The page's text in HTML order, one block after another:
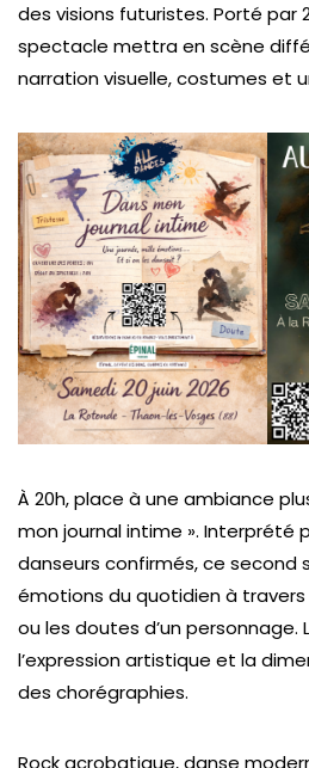
des visions futuristes. Porté par
spectacle mettra en scène
narration visuelle, costumes et
À 20h, place à une ambiance
mon journal intime ». Interprété
danseurs confirmés, ce second
émotions du quotidien à travers
ou les doutes d’un personnage.
l’expression artistique et la
des chorégraphies.
Rock acrobatique, danse